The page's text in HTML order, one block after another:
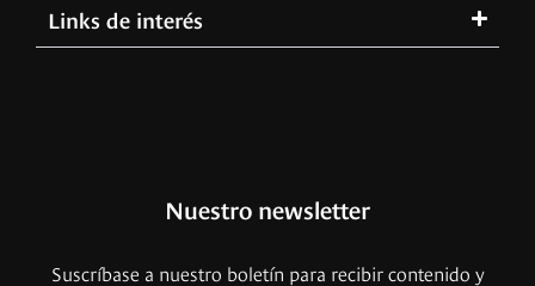
Links de interés
Nuestro newsletter
Suscríbase a nuestro boletín para recibir contenido y